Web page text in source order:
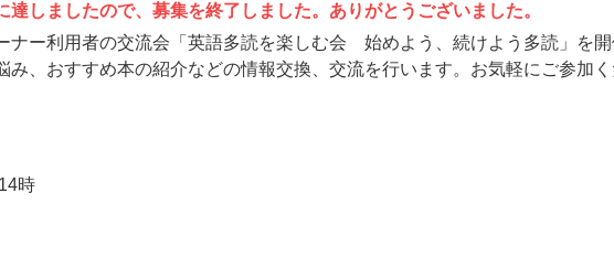
達しましたので、募集を終了しました。ありがとうございました。
ナー利用者の交流会「英語多読を楽しむ会 始めよう、続けよう多読」を
、おすすめ本の紹介などの情報交換、交流を行います。お気軽にご参加く
時